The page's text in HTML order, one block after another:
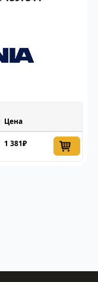
Цена
1 381₽